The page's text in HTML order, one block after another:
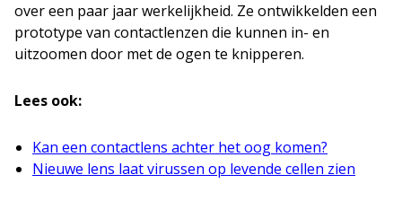
over een paar jaar werkelijkheid. Ze ontwikkelden een
prototype van contactlenzen die kunnen in- en
uitzoomen door met de ogen te knipperen.
Lees ook:
Kan een contactlens achter het oog komen?
Nieuwe lens laat virussen op levende cellen zien